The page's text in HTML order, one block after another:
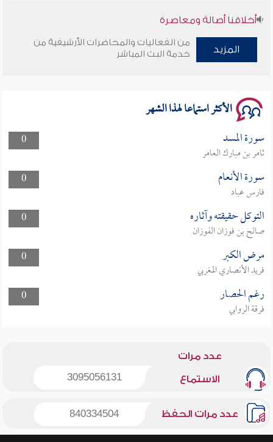
أخلاقنا أصالة ومعاصرة
وأمنهم من خوف 9
المزيد
من الفعاليات والمحاضرات الأرشيفية من
خدمة البث المباشر
الأكثر استماعا لهذا الشهر
0 سورة المسد
ثامر بن مبارك العامر
0
سورة الأنعام
فارس عباد
0
التوكل حقيقته وآثاره
صالح بن فوزان الفوزان
0
مرض الكبر
فريد الأنصاري المغربي
0
رغم الحصار
فرقة الروابي
عدد مرات
الاستماع 3095056131
عدد مرات الحفظ 840334504